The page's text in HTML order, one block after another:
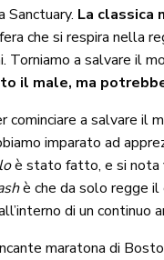
Sanctuary. La classica
che si respira nella
Torniamo a salvare il
il male, ma
cominciare a salvare il
imparato ad
è stato fatto, e si nota
è che da solo regge il
di un continuo
maratona di